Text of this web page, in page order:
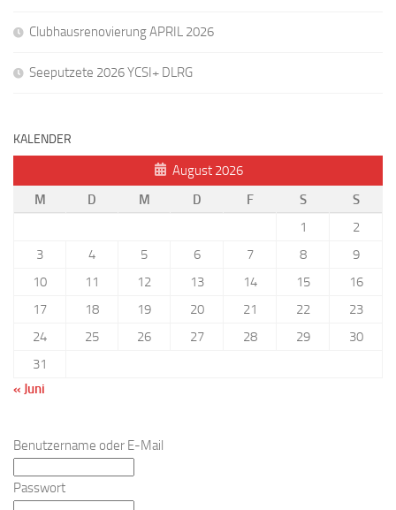
Clubhausrenovierung APRIL 2026
Seeputzete 2026 YCSI+ DLRG
KALENDER
August 2026
M
D M D F S
S
1
2
3
4 5 6 7 8
9
10
11 12 13 14 15
16
17
18 19 20 21 22
23
24
25 26 27 28 29
30
31
« Juni
Benutzername oder E-Mail
Passwort